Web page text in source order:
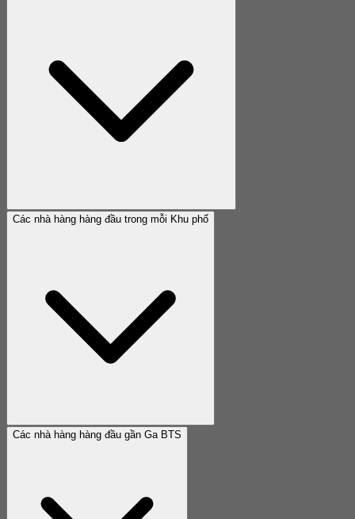
Các nhà hàng hàng đầu trong mỗi Khu phố
Các nhà hàng hàng đầu gần Ga BTS